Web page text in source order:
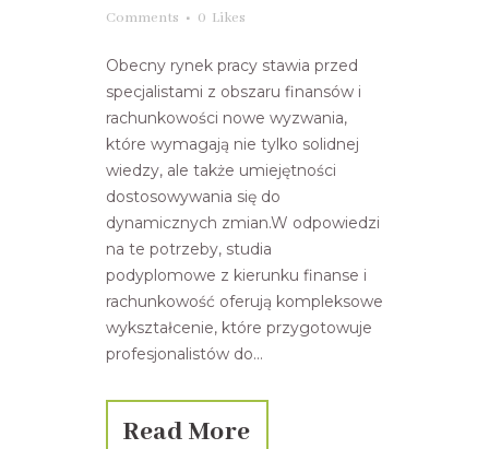
Comments
0 Likes
Obecny rynek pracy stawia przed
specjalistami z obszaru finansów i
rachunkowości nowe wyzwania,
które wymagają nie tylko solidnej
wiedzy, ale także umiejętności
dostosowywania się do
dynamicznych zmian.W odpowiedzi
na te potrzeby, studia
podyplomowe z kierunku finanse i
rachunkowość oferują kompleksowe
wykształcenie, które przygotowuje
profesjonalistów do...
Read More